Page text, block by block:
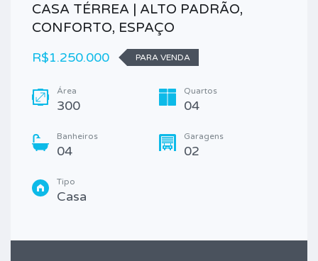
CASA TÉRREA | ALTO PADRÃO,
CONFORTO, ESPAÇO
R$1.250.000
PARA VENDA
Área
300
Quartos
04
Banheiros
04
Garagens
02
Tipo
Casa